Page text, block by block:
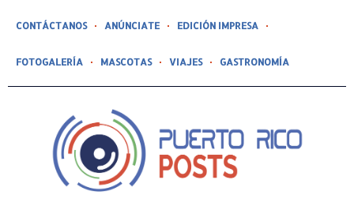
CONTÁCTANOS ANÚNCIATE EDICIÓN IMPRESA
FOTOGALERÍA MASCOTAS VIAJES GASTRONOMÍA